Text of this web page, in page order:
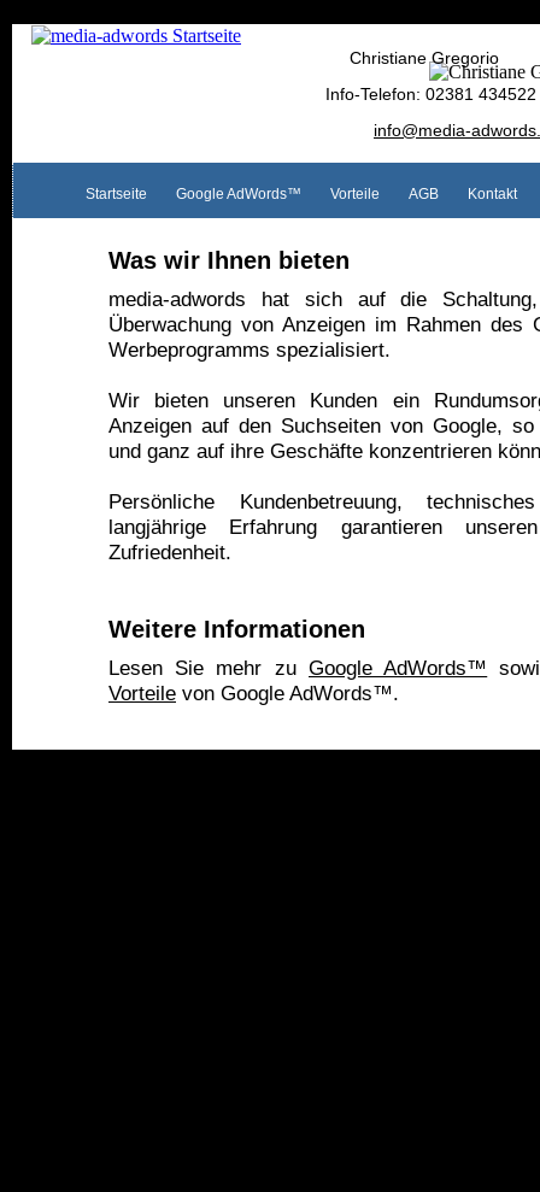
Christiane Gregorio
Info-Telefon: 02381 434522
info@media-
Startseite Google AdWords™ Vorteile AGB Kontakt
Was wir Ihnen bieten
media-adwords hat sich auf die
Überwachung von Anzeigen im Rahmen des
Werbeprogramms spezialisiert.
Wir bieten unseren Kunden ein
Anzeigen auf den Suchseiten von Google,
und ganz auf ihre Geschäfte konzentrieren
Persönliche Kundenbetreuung,
langjährige Erfahrung garantieren
Zufriedenheit.
Weitere Informationen
Lesen Sie mehr zu Google AdWords™
Vorteile von Google AdWords™.